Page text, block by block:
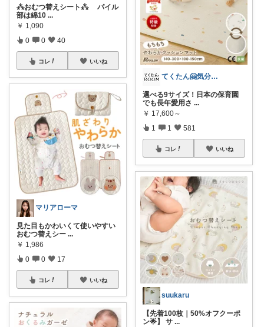
⁂おむつ替えシート⁂ パイル
部は綿10 ...
￥ 1,090
0 0 40
コレ いいね
マリアローマ
見た目もかわいくて使いやすい
おむつ替えシー ...
￥ 1,986
0 0 17
コレ いいね
てくたん🤗気分がアガる⤴インテリア雑貨
選べる9サイズ！日本の保育園
でも長年愛用さ ...
￥ 17,600～
1 1 581
コレ いいね
suukaru
【先着100枚｜50%オフクーポ
ン🌟】 サ ...